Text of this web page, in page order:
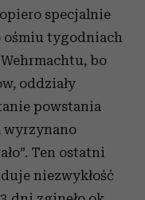
specjalnie
ośmiu tygodniach
bo
oddziały
powstania
wyrzynano
Ten ostatni
niezwykłość